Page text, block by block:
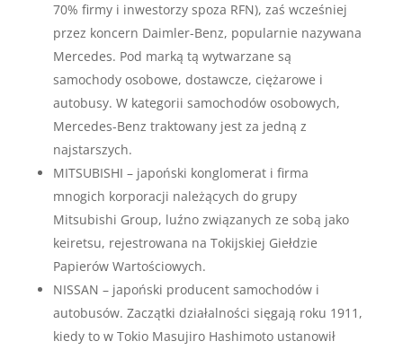
70% firmy i inwestorzy spoza RFN), zaś wcześniej
przez koncern Daimler-Benz, popularnie nazywana
Mercedes. Pod marką tą wytwarzane są
samochody osobowe, dostawcze, ciężarowe i
autobusy. W kategorii samochodów osobowych,
Mercedes-Benz traktowany jest za jedną z
najstarszych.
MITSUBISHI – japoński konglomerat i firma
mnogich korporacji należących do grupy
Mitsubishi Group, luźno związanych ze sobą jako
keiretsu, rejestrowana na Tokijskiej Giełdzie
Papierów Wartościowych.
NISSAN – japoński producent samochodów i
autobusów. Zaczątki działalności sięgają roku 1911,
kiedy to w Tokio Masujiro Hashimoto ustanowił